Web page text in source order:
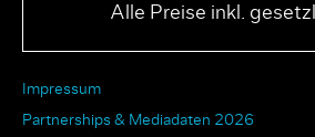
Alle Preise inkl.
Impressum
Partnerships & Mediadaten 2026